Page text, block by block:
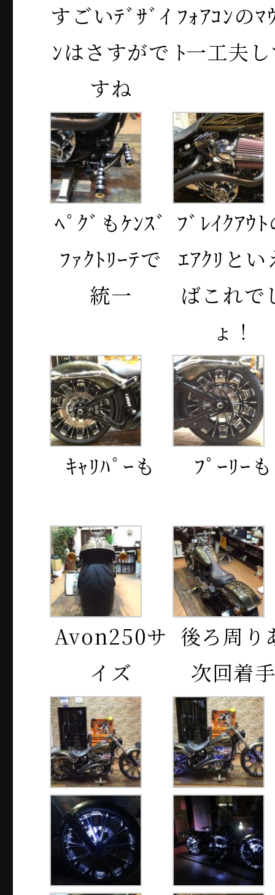
すごいﾃﾞｻﾞｲ
ﾝはさすがで
すね
ﾌｫｱｺﾝのﾏ
ﾄ一工夫
ﾍﾟｸﾞもｹﾝｽﾞ
ﾌｧｸﾄﾘｰﾃで
統一
ﾌﾞﾚｲｸｱｳ
ｴｱｸﾘとい
ばこれで
ょ！
ｷｬﾘﾊﾟｰも ﾌﾟｰﾘｰも
Avon250サ
イズ
後ろ周り
次回着